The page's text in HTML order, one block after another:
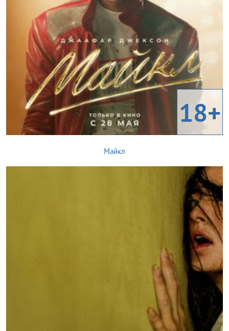
18+
Майкл